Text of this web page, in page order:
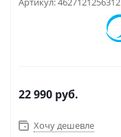
22 990 руб.
Хочу дешевле